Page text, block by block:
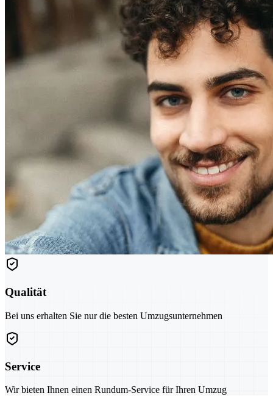
Qualität
Bei uns erhalten Sie nur die besten Umzugsunternehmen
Service
Wir bieten Ihnen einen Rundum-Service für Ihren Umzug